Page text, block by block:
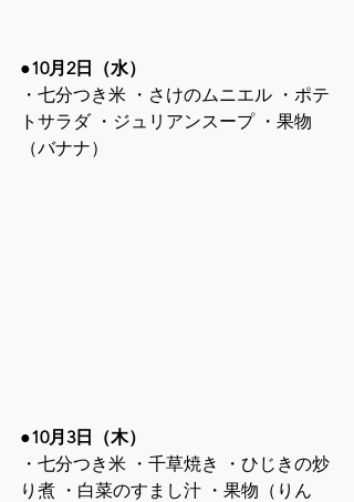
●10月2日（水）
・七分つき米 ・さけのムニエル ・ポテ
トサラダ ・ジュリアンスープ ・果物
（バナナ）
●10月3日（木）
・七分つき米 ・千草焼き ・ひじきの炒
り煮 ・白菜のすまし汁 ・果物（りん